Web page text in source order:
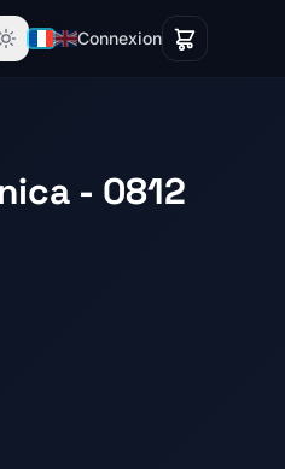
Connexion
- 0812